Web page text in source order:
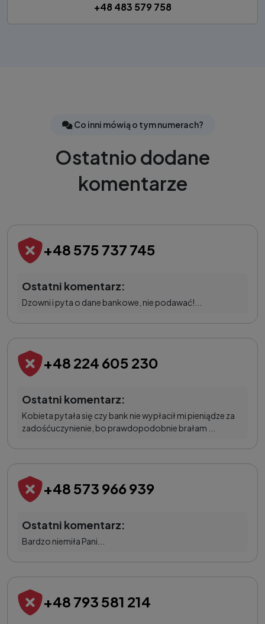
+48 483 579 758
Co inni mówią o tym numerach?
Ostatnio dodane
komentarze
+48 575 737 745
Ostatni komentarz:
Dzowni i pyta o dane bankowe, nie podawać!...
+48 224 605 230
Ostatni komentarz:
Kobieta pytała się czy bank nie wypłacił mi pieniądze za
zadośćuczynienie, bo prawdopodobnie brałam ...
+48 573 966 939
Ostatni komentarz:
Bardzo niemiła Pani...
+48 793 581 214